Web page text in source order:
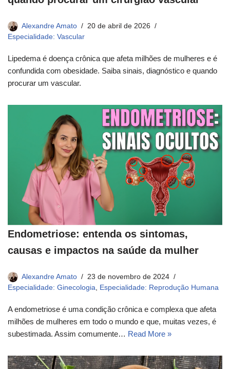
Alexandre Amato
20 de abril de 2026
Especialidade: Vascular
Lipedema é doença crônica que afeta milhões de mulheres e é
confundida com obesidade. Saiba sinais, diagnóstico e quando
procurar um vascular.
Endometriose: entenda os sintomas,
causas e impactos na saúde da mulher
Alexandre Amato
23 de novembro de 2024
Especialidade: Ginecologia
Especialidade: Reprodução Humana
A endometriose é uma condição crônica e complexa que afeta
milhões de mulheres em todo o mundo e que, muitas vezes, é
subestimada. Assim comumente… Read More »